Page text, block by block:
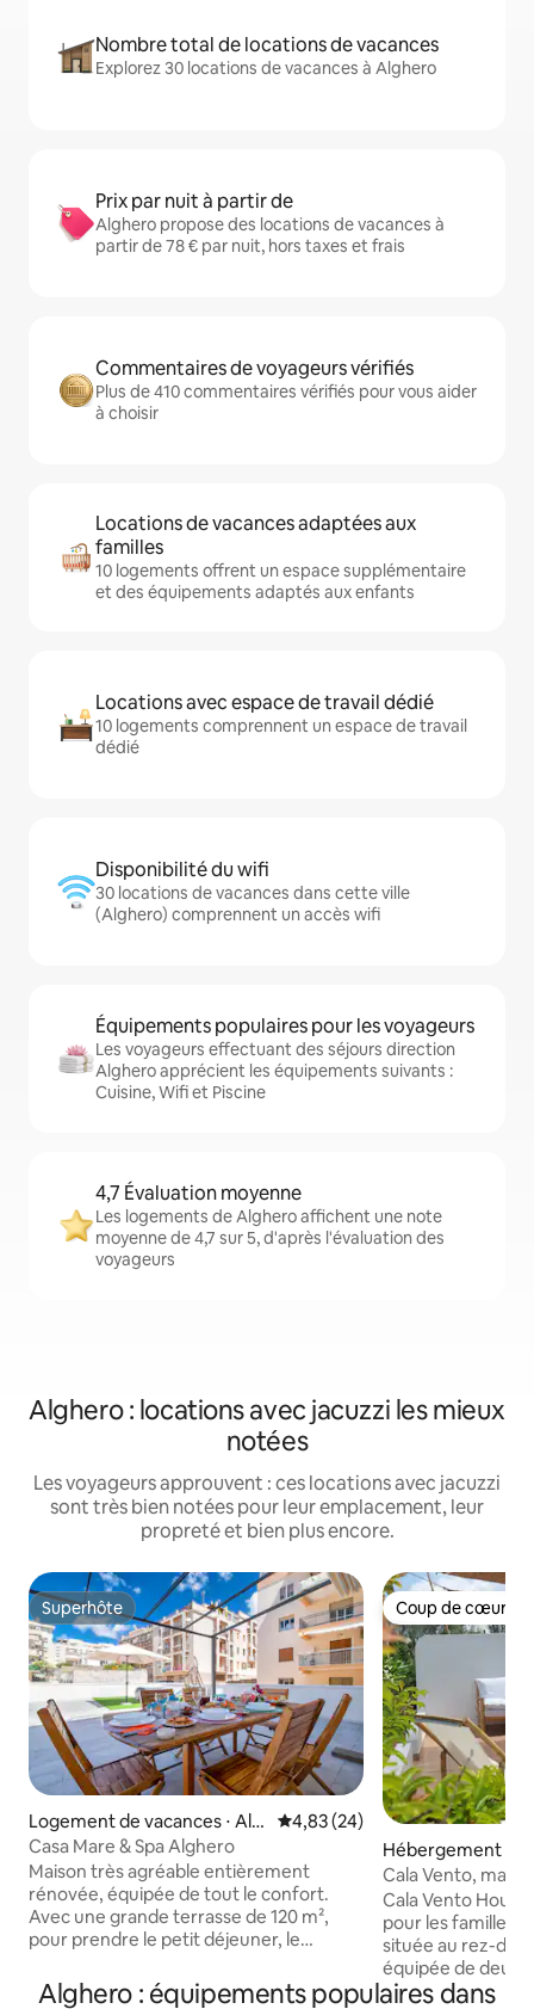
Nombre total de locations de vacances
Explorez 30 locations de vacances à Alghero
Prix par nuit à partir de
Alghero propose des locations de vacances à
partir de 78 € par nuit, hors taxes et frais
Commentaires de voyageurs vérifiés
Plus de 410 commentaires vérifiés pour vous aider
à choisir
Locations de vacances adaptées aux
familles
10 logements offrent un espace supplémentaire
et des équipements adaptés aux enfants
Locations avec espace de travail dédié
10 logements comprennent un espace de travail
dédié
Disponibilité du wifi
30 locations de vacances dans cette ville
(Alghero) comprennent un accès wifi
Équipements populaires pour les voyageurs
Les voyageurs effectuant des séjours direction
Alghero apprécient les équipements suivants :
Cuisine, Wifi et Piscine
4,7 Évaluation moyenne
Les logements de Alghero affichent une note
moyenne de 4,7 sur 5, d'après l'évaluation des
voyageurs
Alghero : locations avec jacuzzi les mieux
notées
Les voyageurs approuvent : ces locations avec jacuzzi
sont très bien notées pour leur emplacement, leur
propreté et bien plus encore.
Superhôte
Superhôte
Logement de vacances ⋅ Alg
hero
Évaluation moyenne sur la
4,83 (24)
Casa Mare & Spa Alghero
Maison très agréable entièrement
rénovée, équipée de tout le confort.
Avec une grande terrasse de 120 m²,
pour prendre le petit déjeuner, le
vous détendre en prenant un apéritif, il y
Coup de cœur
Coup de cœur
Hébergement ⋅
Cala Vento,
pas de la mer
Cala Vento
pour les familles
située au rez-de-
équipée de deux
disposées l'une à
Alghero : équipements populaires dans